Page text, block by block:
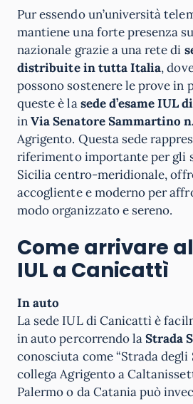
Pur essendo un’università
mantiene una forte presenza
nazionale grazie a una rete di
distribuite in tutta Italia,
possono sostenere le prove in
queste è lasede d’esame IUL
inVia Senatore Sammartino
Agrigento. Questa sede
riferimento importante per gli
Sicilia centro-meridionale,
accogliente e moderno per
modo organizzato e sereno.
Come arrivare
IUL a Canicattì
In auto
La sede IUL di Canicattì è
in auto percorrendo laStrada
conosciuta come “Strada degli
collega Agrigento a
Palermo o da Catania può